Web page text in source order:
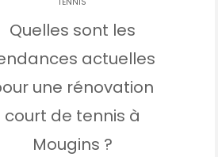
Quelles sont les
actuelles
une rénovation
court de tennis à
Mougins ?